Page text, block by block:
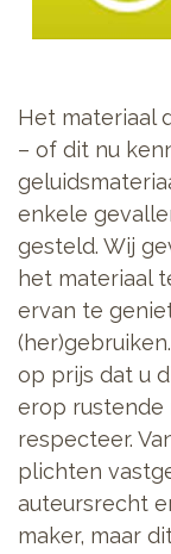
Het materiaal
– of dit nu
enkele
gesteld. Wij
het materiaal
ervan te
op prijs dat u
erop
respecteer.
plichten
auteursrecht
maker, maar